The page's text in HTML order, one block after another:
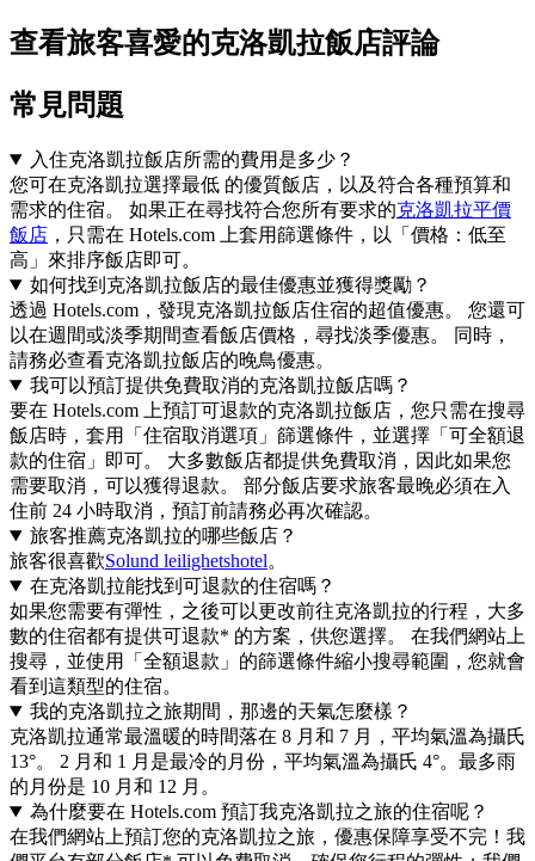
查看旅客喜愛的克洛凱拉飯店評論
常見問題
入住克洛凱拉飯店所需的費用是多少？
您可在克洛凱拉選擇最低 的優質飯店，以及符合各種預算和
需求的住宿。 如果正在尋找符合您所有要求的克洛凱拉平價
飯店 ，只需在 Hotels.com 上套用篩選條件，以「價格：低至
高」來排序飯店即可。
如何找到克洛凱拉飯店的最佳優惠並獲得獎勵？
透過 Hotels.com，發現克洛凱拉飯店住宿的超值優惠。 您還可
以在週間或淡季期間查看飯店價格，尋找淡季優惠。 同時，
請務必查看克洛凱拉飯店的晚鳥優惠。
我可以預訂提供免費取消的克洛凱拉飯店嗎？
要在 Hotels.com 上預訂可退款的克洛凱拉飯店，您只需在搜尋
飯店時，套用「住宿取消選項」篩選條件，並選擇「可全額退
款的住宿」即可。 大多數飯店都提供免費取消，因此如果您
需要取消，可以獲得退款。 部分飯店要求旅客最晚必須在入
住前 24 小時取消，預訂前請務必再次確認。
旅客推薦克洛凱拉的哪些飯店？
旅客很喜歡Solund leilighetshotel。
在克洛凱拉能找到可退款的住宿嗎？
如果您需要有彈性，之後可以更改前往克洛凱拉的行程，大多
數的住宿都有提供可退款* 的方案，供您選擇。 在我們網站上
搜尋，並使用「全額退款」的篩選條件縮小搜尋範圍，您就會
看到這類型的住宿。
我的克洛凱拉之旅期間，那邊的天氣怎麼樣？
克洛凱拉通常最溫暖的時間落在 8 月和 7 月，平均氣溫為攝氏
13°。 2 月和 1 月是最冷的月份，平均氣溫為攝氏 4°。最多雨
的月份是 10 月和 12 月。
為什麼要在 Hotels.com 預訂我克洛凱拉之旅的住宿呢？
在我們網站上預訂您的克洛凱拉之旅，優惠保障享受不完！我